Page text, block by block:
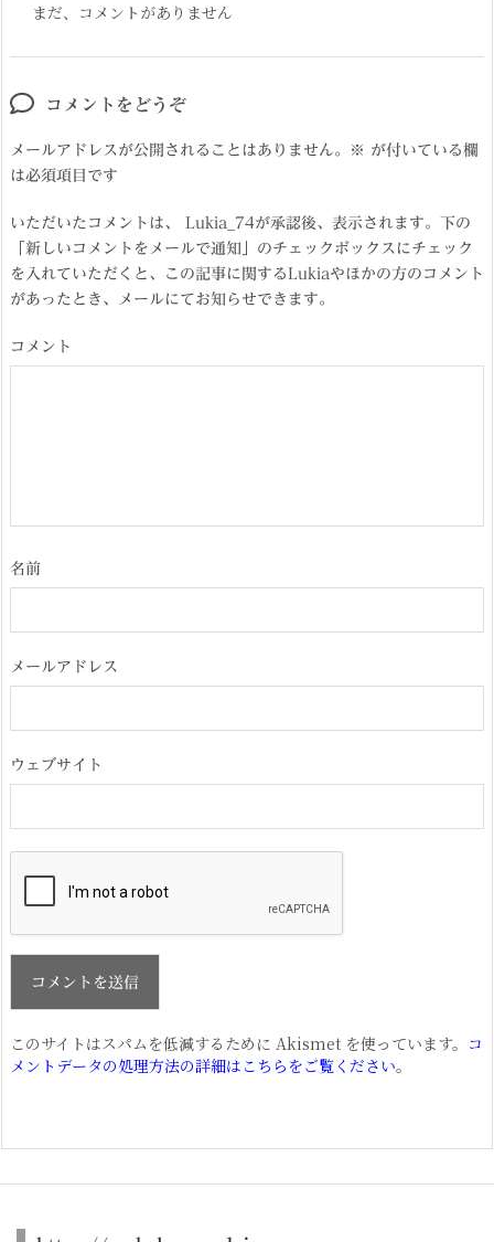
まだ、コメントがありません
コメントをどうぞ
メールアドレスが公開されることはありません。 ※ が付いている欄
は必須項目です
いただいたコメントは、 Lukia_74が承認後、表示されます。下の
「新しいコメントをメールで通知」のチェックボックスにチェック
を入れていただくと、この記事に関するLukiaやほかの方のコメント
があったとき、メールにてお知らせできます。
コメント
名前
メールアドレス
ウェブサイト
このサイトはスパムを低減するために Akismet を使っています。 コ
メントデータの処理方法の詳細はこちらをご覧ください。